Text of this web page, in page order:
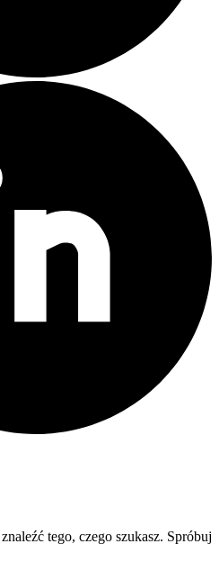
tego, czego szukasz. Spróbuj